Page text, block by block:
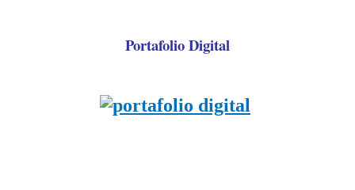
Portafolio Digital